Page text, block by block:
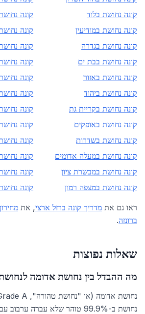
קונה נחושת בלוד קונה
קונה נחושת במודיעין קונה
קונה נחושת בגדרה קונה
קונה נחושת בבת ים קונה
קונה נחושת באזור קונה
קונה נחושת ביהוד קונה
קונה נחושת בקריית גת קונה
קונה נחושת באופקים קונה
קונה נחושת בשדרות קונה
קונה נחושת במעלה אדומים קונה
קונה נחושת במבשרת ציון קונה
קונה נחושת במצפה רמון קונה
ראו גם את מדריך קונה ברזל ארצי, את
ברונזה.
שאלות נפוצות
מה ההבדל בין נחושת אדומה
נחושת ב-99.9% טוהר שלא עברה